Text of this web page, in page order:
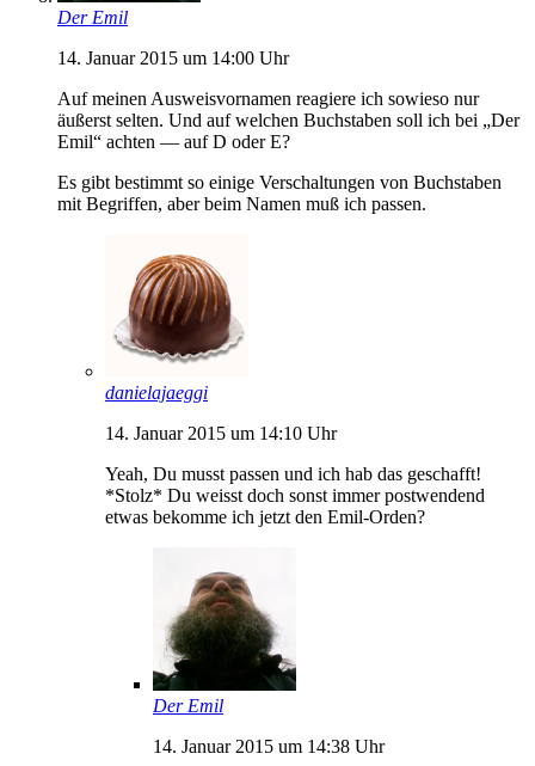
Der Emil
14. Januar 2015 um 14:00 Uhr
Auf meinen Ausweisvornamen reagiere ich sowieso nur
äußerst selten. Und auf welchen Buchstaben soll ich bei „Der
Emil“ achten — auf D oder E?
Es gibt bestimmt so einige Verschaltungen von Buchstaben
mit Begriffen, aber beim Namen muß ich passen.
danielajaeggi
14. Januar 2015 um 14:10 Uhr
Yeah, Du musst passen und ich hab das geschafft!
*Stolz* Du weisst doch sonst immer postwendend
etwas bekomme ich jetzt den Emil-Orden?
Der Emil
14. Januar 2015 um 14:38 Uhr